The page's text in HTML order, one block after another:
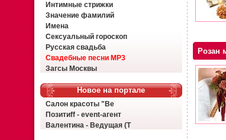
Интимные стрижки
Значение фамилий
Имена
Сексуальный гороскоп
Русская свадьба
Свадебные песни MP3
Загсы Москвы
Новое на портале
Салон красоты "Ве
Позитиff - event-агент
Валентина - Ведущая (Т
Розан